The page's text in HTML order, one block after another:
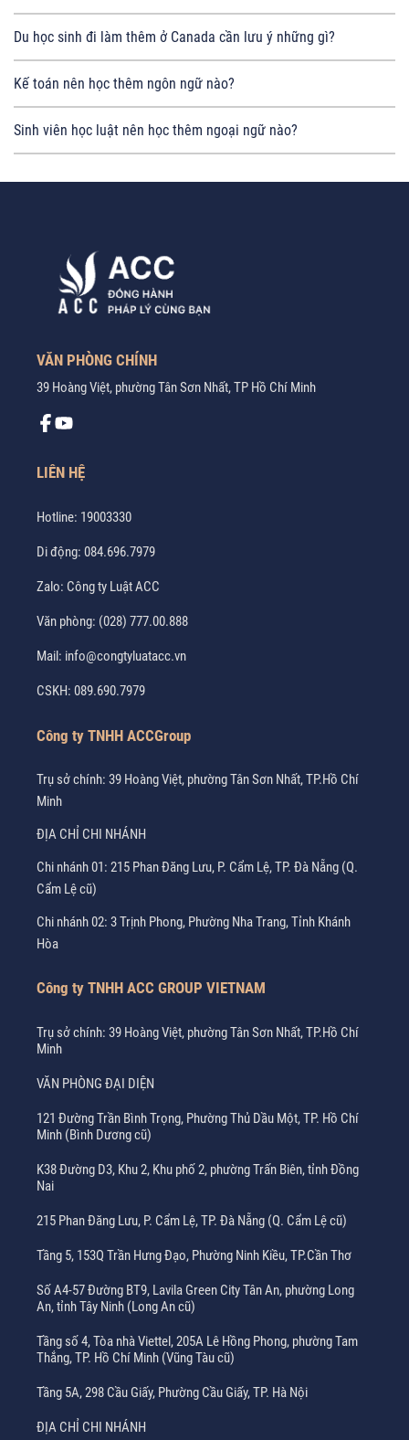
Du học sinh đi làm thêm ở Canada cần lưu ý những gì?
Kế toán nên học thêm ngôn ngữ nào?
Sinh viên học luật nên học thêm ngoại ngữ nào?
VĂN PHÒNG CHÍNH
39 Hoàng Việt, phường Tân Sơn Nhất, TP Hồ Chí Minh
LIÊN HỆ
Hotline: 19003330
Di động: 084.696.7979
Zalo: Công ty Luật ACC
Văn phòng: (028) 777.00.888
Mail: info@congtyluatacc.vn
CSKH: 089.690.7979
Công ty TNHH ACCGroup
Trụ sở chính: 39 Hoàng Việt, phường Tân Sơn Nhất, TP.Hồ Chí
Minh
ĐỊA CHỈ CHI NHÁNH
Chi nhánh 01: 215 Phan Đăng Lưu, P. Cẩm Lệ, TP. Đà Nẵng (Q.
Cẩm Lệ cũ)
Chi nhánh 02: 3 Trịnh Phong, Phường Nha Trang, Tỉnh Khánh
Hòa
Công ty TNHH ACC GROUP VIETNAM
Trụ sở chính: 39 Hoàng Việt, phường Tân Sơn Nhất, TP.Hồ Chí
Minh
VĂN PHÒNG ĐẠI DIỆN
121 Đường Trần Bình Trọng, Phường Thủ Dầu Một, TP. Hồ Chí
Minh (Bình Dương cũ)
K38 Đường D3, Khu 2, Khu phố 2, phường Trấn Biên, tỉnh Đồng
Nai
215 Phan Đăng Lưu, P. Cẩm Lệ, TP. Đà Nẵng (Q. Cẩm Lệ cũ)
Tầng 5, 153Q Trần Hưng Đạo, Phường Ninh Kiều, TP.Cần Thơ
Số A4-57 Đường BT9, Lavila Green City Tân An, phường Long
An, tỉnh Tây Ninh (Long An cũ)
Tầng số 4, Tòa nhà Viettel, 205A Lê Hồng Phong, phường Tam
Thắng, TP. Hồ Chí Minh (Vũng Tàu cũ)
Tầng 5A, 298 Cầu Giấy, Phường Cầu Giấy, TP. Hà Nội
ĐỊA CHỈ CHI NHÁNH